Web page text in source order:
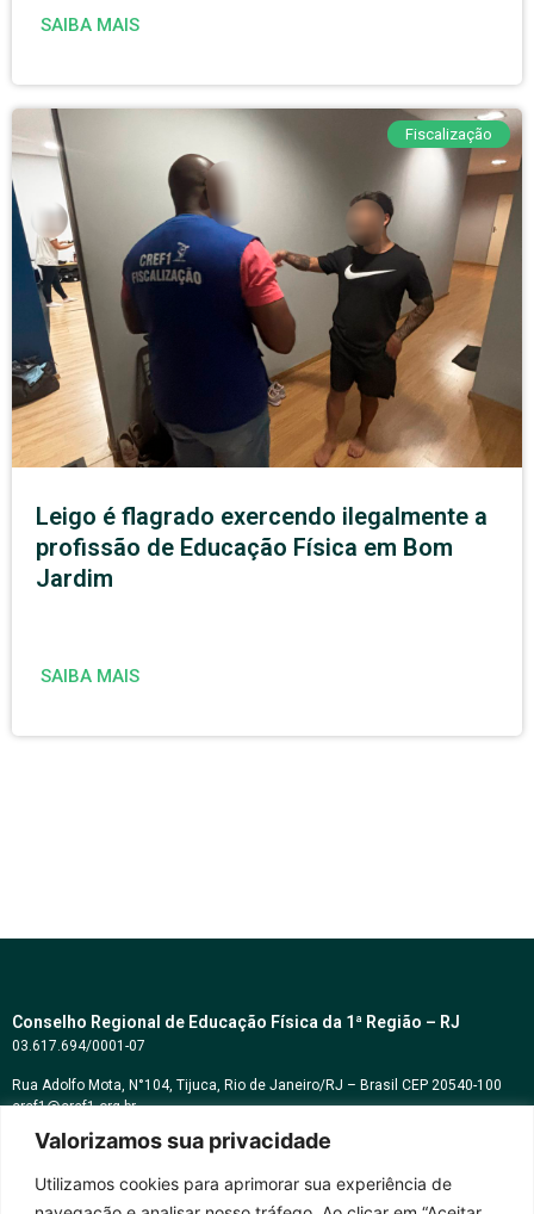
Valorizamos sua privacidade
Utilizamos cookies para aprimorar sua experiência de
SAIBA MAIS
Fiscalização
Leigo é flagrado exercendo ilegalmente a
profissão de Educação Física em Bom
Jardim
SAIBA MAIS
Conselho Regional de Educação Física da 1ª Região – RJ
03.617.694/0001-07
Rua Adolfo Mota, N°104, Tijuca, Rio de Janeiro/RJ – Brasil CEP 20540-100
cref1@cref1.org.br
Assessoria de comunicação: